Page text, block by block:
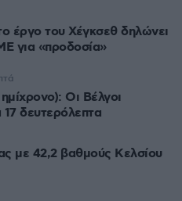
έργο του Χέγκσεθ δηλώνει
για «προδοσία»
Οι Βέλγοι
δευτερόλεπτα
με 42,2 βαθμούς Κελσίου